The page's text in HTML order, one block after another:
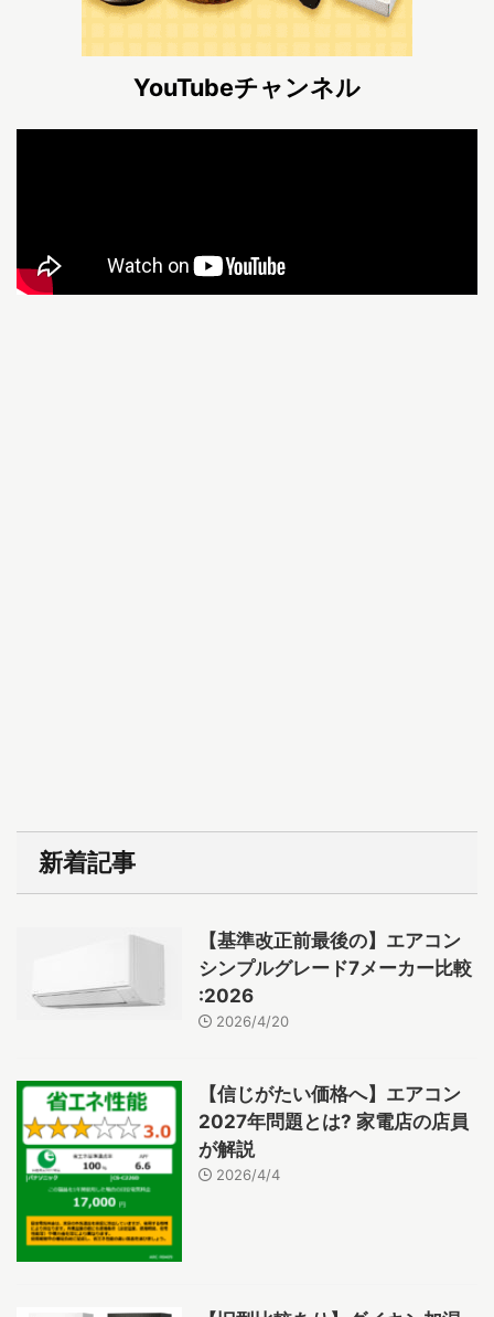
YouTubeチャンネル
新着記事
【基準改正前最後の】エアコン
シンプルグレード7メーカー比較
:2026
2026/4/20
【信じがたい価格へ】エアコン
2027年問題とは? 家電店の店員
が解説
2026/4/4